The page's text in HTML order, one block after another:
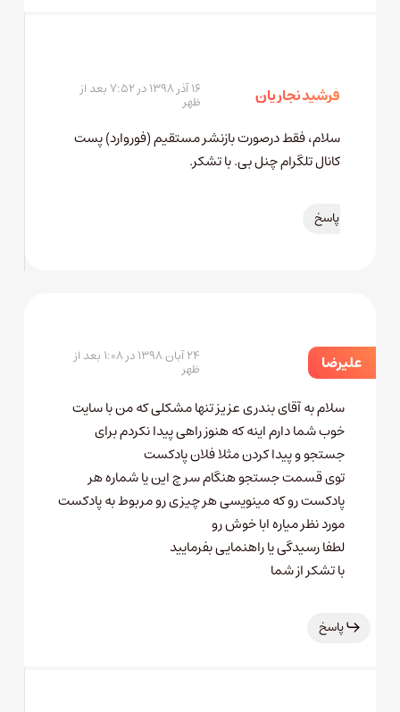
فرشید نجاریان ۱۶ آذر ۱۳۹۸ در ۷:۵۲ بعد از
ظهر
سلام، فقط درصورت بازنشر مستقیم (فوروارد) پست
کانال تلگرام چنل بی. با تشکر.
پاسخ
علیرضا ۲۴ آبان ۱۳۹۸ در ۱:۰۸ بعد از
ظهر
سلام به آقای بندری عزیز تنها مشکلی که من با سایت
خوب شما دارم اینه که هنوز راهی پیدا نکردم برای
جستجو و پیدا کردن مثلا فلان پادکست
توی قسمت جستجو هنگام سرچ این یا شماره هر
پادکست رو که مینویسی هر چیزی رو مربوط به پادکست
مورد نظر میاره ابا خوش رو
لطفا رسیدگی یا راهنمایی بفرمایید
با تشکر از شما
پاسخ